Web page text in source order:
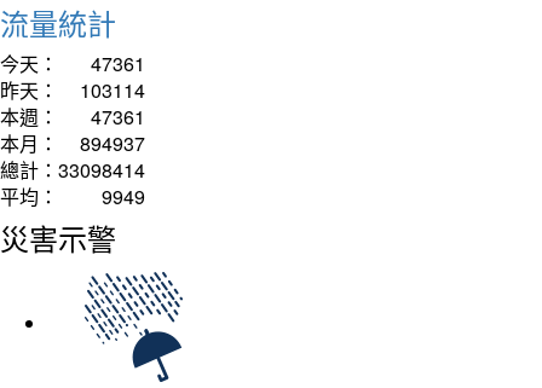
流量統計
今天：
47361
昨天：
103114
本週：
47361
本月：
894937
總計： 33098414
平均：
9949
災害示警